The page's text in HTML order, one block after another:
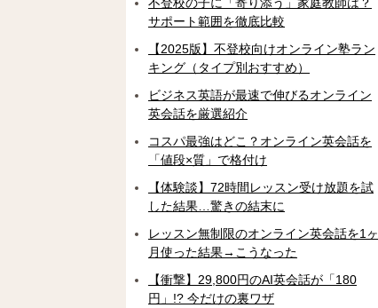
サポート範囲を徹底比較
【2025版】不登校向けオンライン塾ラン
キング（タイプ別おすすめ）
ビジネス英語が最速で伸びるオンライン
英会話を厳選紹介
コスパ最強はどこ？オンライン英会話を
「値段×質」で格付け
【体験談】72時間レッスン受け放題を試
した結果…驚きの結末に
レッスン無制限のオンライン英会話を1ヶ
月使った結果→こうなった
【衝撃】29,800円のAI英会話が「180
円」!? 今だけの裏ワザ